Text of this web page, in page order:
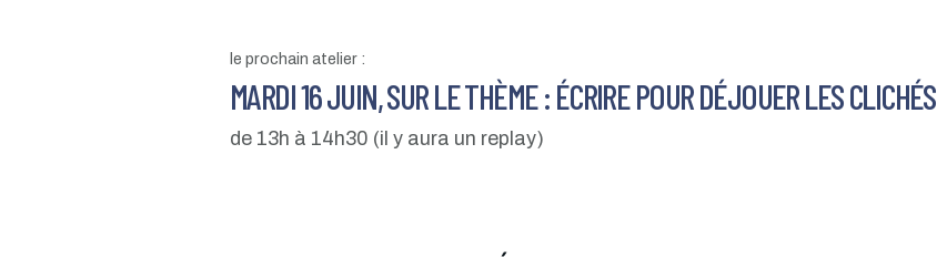
le prochain atelier :
MARDI 16 JUIN, SUR LE THÈME : ÉCRIRE POUR DÉJOUER LES CLICHÉS
de 13h à 14h30 (il y aura un replay)